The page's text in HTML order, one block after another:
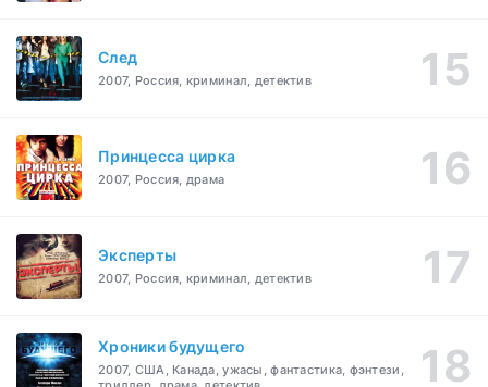
След
2007, Россия, криминал, детектив
Принцесса цирка
2007, Россия, драма
Эксперты
2007, Россия, криминал, детектив
Хроники будущего
2007, США, Канада, ужасы, фантастика, фэнтези,